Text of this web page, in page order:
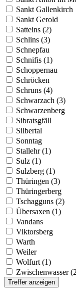
Sankt Gallenkirch
Sankt Gerold
Satteins (2)
Schlins (3)
Schnepfau
Schnifis (1)
Schoppernau
Schröcken
Schruns (4)
Schwarzach (3)
Schwarzenberg
Sibratsgfäll
Silbertal
Sonntag
Stallehr (1)
Sulz (1)
Sulzberg (1)
Thüringen (3)
Thüringerberg
Tschagguns (2)
Übersaxen (1)
Vandans
Viktorsberg
Warth
Weiler
Wolfurt (1)
Zwischenwasser
Treffer anzeigen